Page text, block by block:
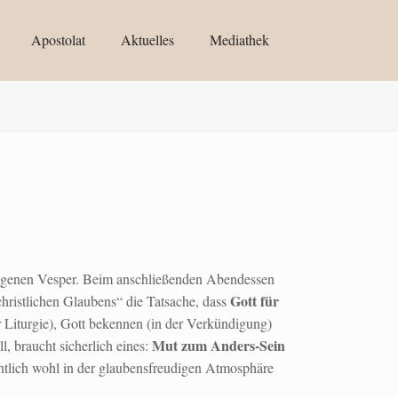
Apostolat Aktuelles Mediathek
Vesper. Beim anschließenden Abendessen
Glaubens“ die Tatsache, dassGott für
Gott bekennen (in der Verkündigung)
braucht sicherlich eines:Mut zum Anders-Sein
wohl in der glaubensfreudigen Atmosphäre